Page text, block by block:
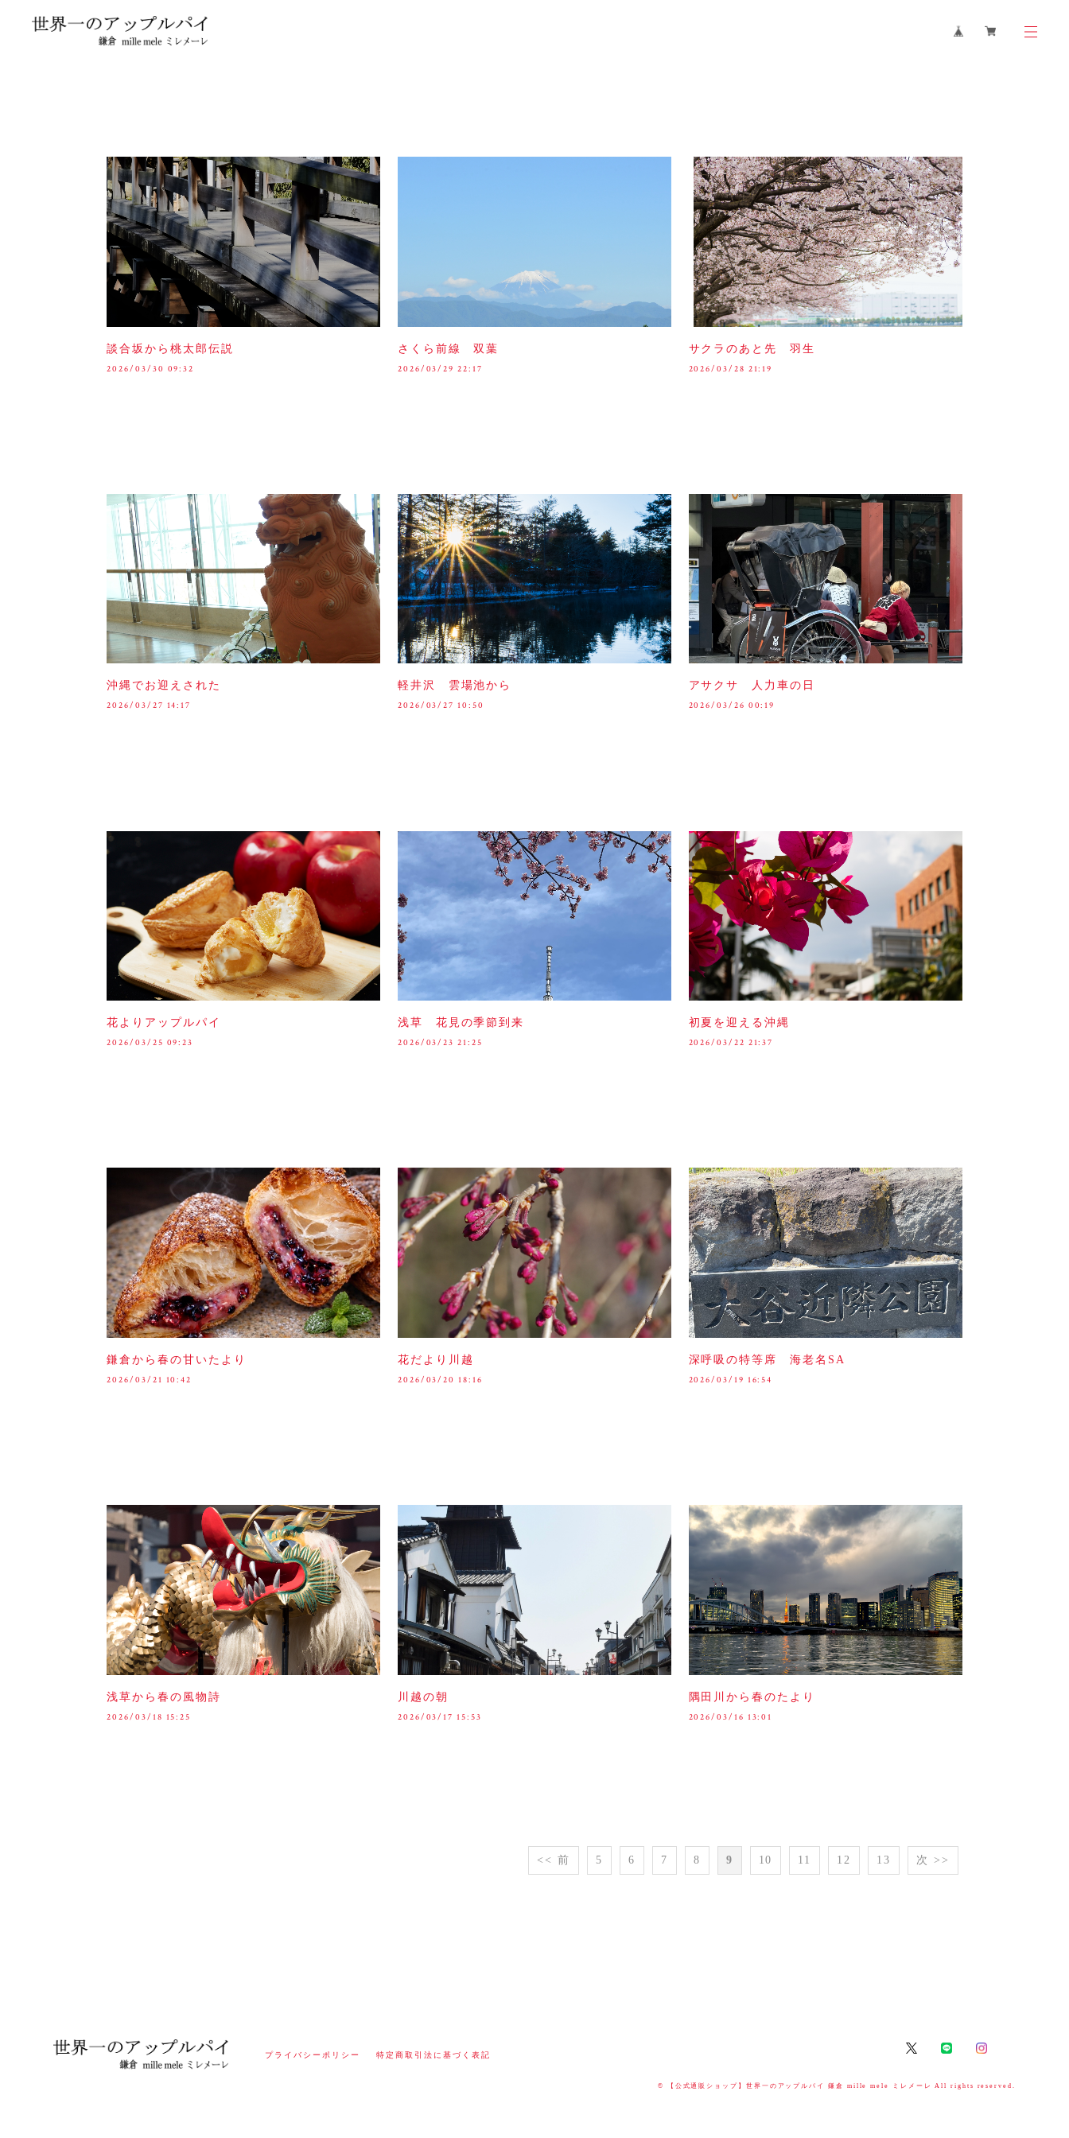
談合坂から桃太郎伝説
2026/03/30 09:32
さくら前線 双葉
2026/03/29 22:17
サクラのあと先 羽生
2026/03/28 21:19
沖縄でお迎えされた
2026/03/27 14:17
軽井沢 雲場池から
2026/03/27 10:50
アサクサ 人力車の日
2026/03/26 00:19
花よりアップルパイ
2026/03/25 09:23
浅草 花見の季節到来
2026/03/23 21:25
初夏を迎える沖縄
2026/03/22 21:37
鎌倉から春の甘いたより
2026/03/21 10:42
花だより川越
2026/03/20 18:16
深呼吸の特等席 海老名SA
2026/03/19 16:54
浅草から春の風物詩
2026/03/18 15:25
川越の朝
2026/03/17 15:53
隅田川から春のたより
2026/03/16 13:01
<< 前 5 6 7 8 9 10 11 12 13 次 >>
プライバシーポリシー 特定商取引法に基づく表記
© 【公式通販ショップ】世界一のアップルパイ 鎌倉 mille mele ミレメーレ All rights reserved.